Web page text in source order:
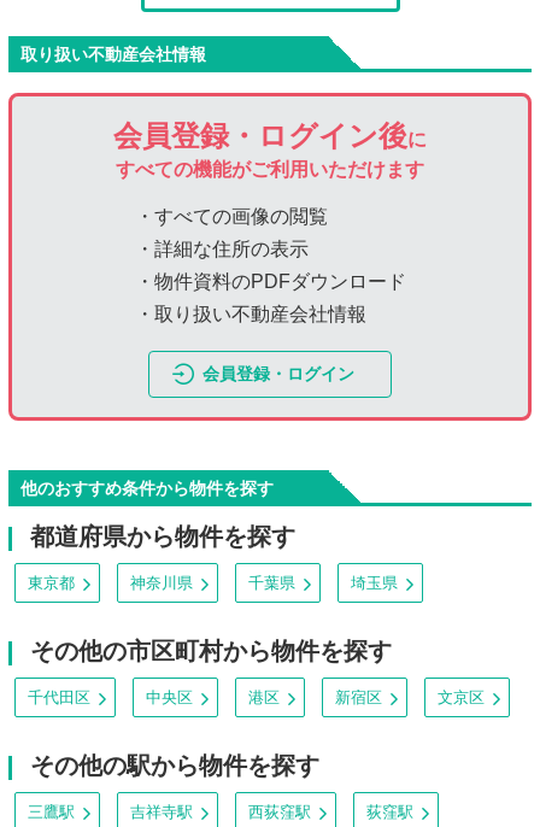
取り扱い不動産会社情報
会員登録・ログイン後に
すべての機能がご利用いただけます
・すべての画像の閲覧
・詳細な住所の表示
・物件資料のPDFダウンロード
・取り扱い不動産会社情報
会員登録・ログイン
他のおすすめ条件から物件を探す
都道府県から物件を探す
東京都 神奈川県 千葉県 埼玉県
その他の市区町村から物件を探す
千代田区 中央区 港区 新宿区 文京区
その他の駅から物件を探す
三鷹駅 吉祥寺駅 西荻窪駅 荻窪駅